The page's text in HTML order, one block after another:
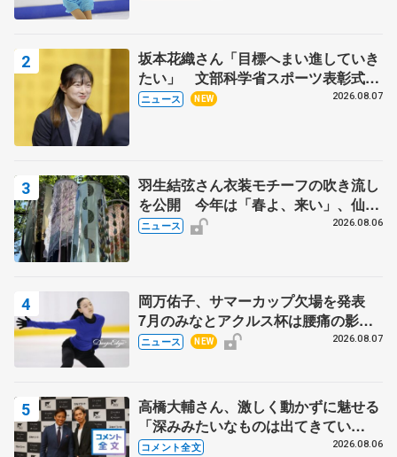
坂本花織さん「目標へまい進していき
たい」 文部科学省スポーツ表彰式で
代表謝辞
ニュース NEW 2026.08.07
羽生結弦さん衣装モチーフの吹き流し
を公開 今年は「春よ、来い」、仙台
の瑞鳳殿
ニュース 2026.08.06
岡万佑子、サマーカップ欠場を発表
7月のみなとアクルス杯は腰痛の影響
で
ニュース NEW 2026.08.07
高橋大輔さん、激しく動かずに魅せる
「深みみたいなものは出てきてい
る？」 〝兄さん〟と慕うレジェンド
コメント全文 2026.08.06